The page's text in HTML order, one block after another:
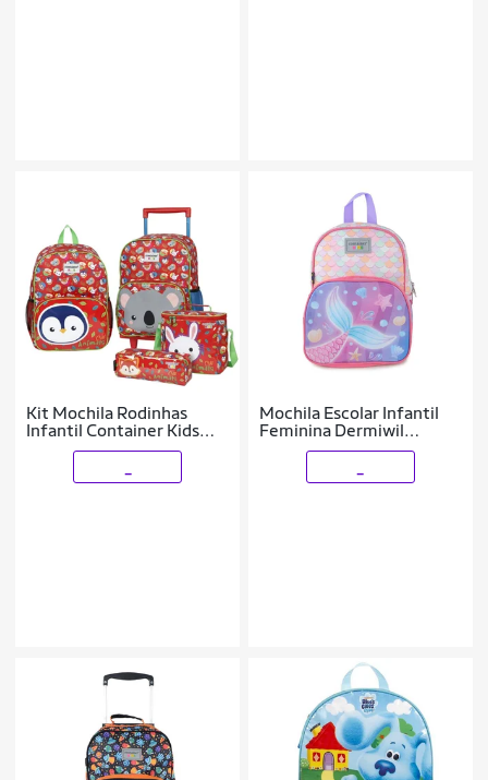
Kit Mochila Rodinhas
Infantil Container Kids
Animais Mochila Costas
Mochila Escolar Infantil
Feminina Dermiwil
Sereias - 11945